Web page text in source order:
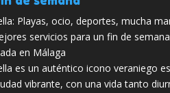
Playas, ocio, deportes, mucha
servicios para un fin de
en Málaga
es un auténtico icono veraniego
vibrante, con una vida tanto